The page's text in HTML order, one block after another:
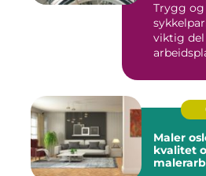
Trygg
viktig del
Maler oslo slik
kvalitet